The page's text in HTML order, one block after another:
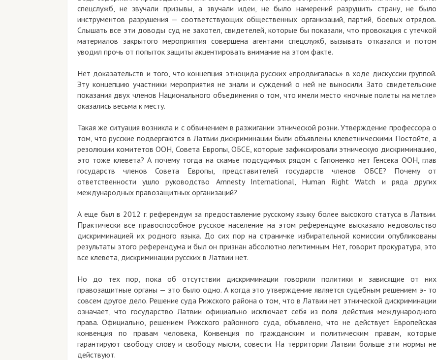
спецслужб, не звучали призывы, а звучали идеи, не было намерений разрушить страну, не было
инструментов разрушения — соответствующих общественных организаций, партий, боевых отрядов.
Слышать все эти доводы суд не захотел, свидетелей, которые бы показали, что провокация с утечкой
материалов закрытого мероприятия совершена агентами спецслужб, вызывать отказался и потом
уводил прочь от попыток защиты акцентировать внимание на этом факте.
Нет доказательств и того, что концепция этноцида русских «продвигалась» в ходе дискуссии группой.
Эту концепцию участники мероприятия не знали и суждений о ней не выносили. Зато свидетельские
показания двух членов Национального объединения о том, что имели место «ночные полеты на метле»
оказались весьма к месту.
Такая же ситуация возникла и с обвинением в разжигании этнической розни. Утверждение профессора о
том, что русские подвергаются в Латвии дискриминации были объявлены клеветническими. Постойте, а
резолюции комитетов ООН, Совета Европы, ОБСЕ, которые зафиксировали этническую дискриминацию,
это тоже клевета? А почему тогда на скамье подсудимых рядом с Гапоненко нет Генсека ООН, глав
государств членов Совета Европы, представителей государств членов ОБСЕ? Почему от
ответственности ушло руководство Amnesty International, Human Right Watch и ряда других
международных правозащитных организаций?
А еще был в 2012 г. референдум за предоставление русскому языку более высокого статуса в Латвии.
Практически все правоспособное русское население на этом референдуме высказало недовольство
дискриминацией их родного языка. До сих пор на страничке избирательной комиссии опубликованы
результаты этого референдума и был он признан абсолютно легитимным. Нет, говорит прокуратура, это
все клевета, дискриминации русских в Латвии нет.
Но до тех пор, пока об отсутствии дискриминации говорили политики и зависящие от них
правозащитные органы — это было одно. А когда это утверждение является судебным решением э- то
совсем другое дело. Решение суда Рижского района о том, что в Латвии нет этнической дискриминации
означает, что государство Латвии официально исключает себя из поля действия международного
права. Официально, решением Рижского районного суда, объявлено, что не действует Европейская
конвенция по правам человека, Конвенция по гражданским и политическим правам, которые
гарантируют свободу слову и свободу мысли, совести. На территории Латвии больше эти нормы не
действуют.